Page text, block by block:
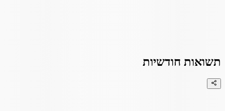
תשואות חודשיות